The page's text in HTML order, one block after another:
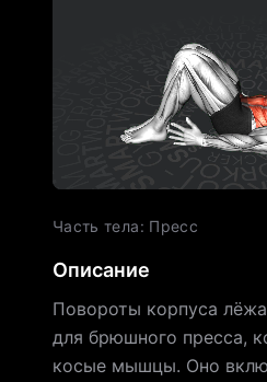
Часть тела: Пресс
Описание
Повороты корпуса
для брюшного пресса,
косые мышцы. Оно